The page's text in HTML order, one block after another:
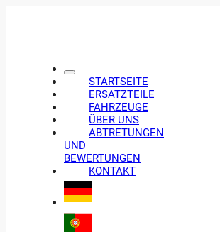
STARTSEITE
ERSATZTEILE
FAHRZEUGE
ÜBER UNS
ABTRETUNGEN
UND
BEWERTUNGEN
KONTAKT